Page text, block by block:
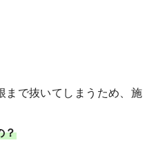
まで抜いてしまうため、施
？